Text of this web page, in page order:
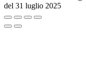
del 31 luglio 2025